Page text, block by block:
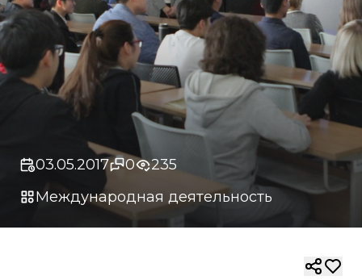
03.05.2017 0
235
Международная деятельность